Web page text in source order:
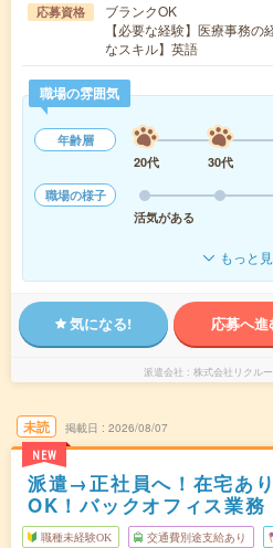
応募資格
ブランクOK
【必要な経験】医療事務
なスキル】英語
職場の雰囲気
年齢層
20代
30代
職場の様子
活気がある
もっと
気になる! 応募へ進
派遣会社 株式会社リクル
未読
NEW
掲載日 2026/08/07
派遣→正社員へ！在宅あ
OK！バックオフィス業務
職種未経験OK 交通費別途支給あり